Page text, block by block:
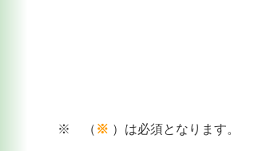
※ （ ※ ）は必須となります。